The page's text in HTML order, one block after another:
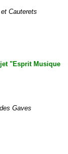
Cauterets
"Esprit Musique
Gaves